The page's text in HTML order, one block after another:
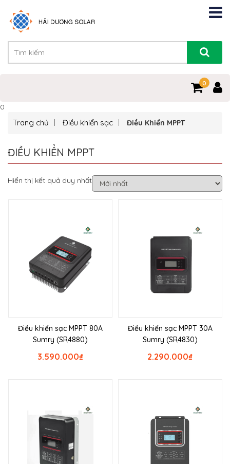
0
0
Trang chủ Điều khiển sạc Điều Khiển MPPT
ĐIỀU KHIỂN MPPT
Hiển thị kết quả duy nhất
Điều khiển sạc MPPT 80A
Sumry (SR4880)
₫
3.590.000
Điều khiển sạc MPPT 30A
Sumry (SR4830)
₫
2.290.000